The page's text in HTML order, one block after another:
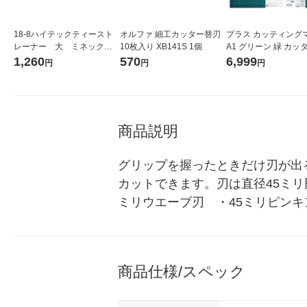
18-8ハイテックティースト
レーナー 大 ミネックス
メタル
1,260円
オルファ 細工カッター替刃
10枚入り XB141S 1個
570円
プラス カッティング
A1 グリーン 緑 カッ
ット 48587
6,999円
商品説明
グリップを握ったときだけ刃が
カットできます。刃は直径45ミ
ミリウエーブ刃　・45ミリピン
商品仕様/スペック